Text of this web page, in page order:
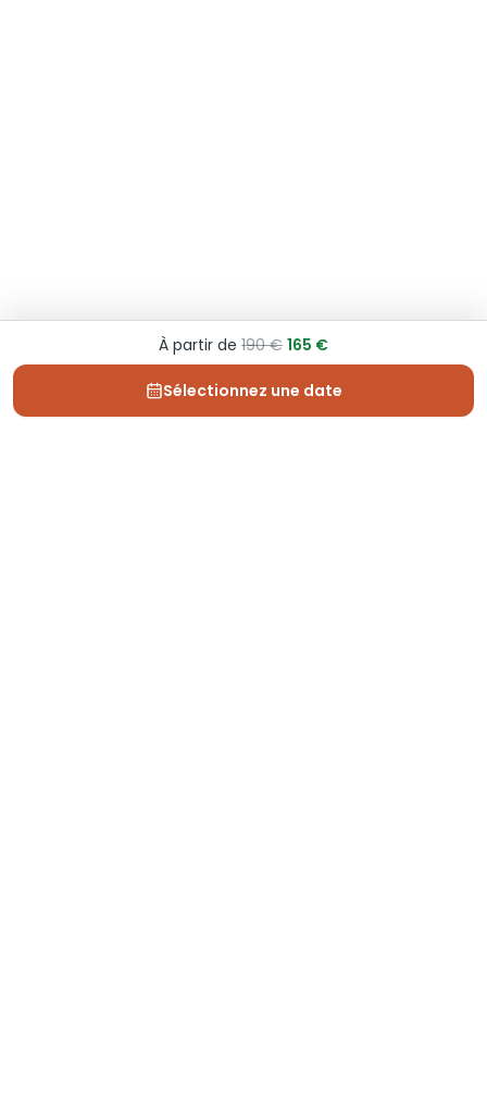
À partir de 190 € 165 €
Sélectionnez une date